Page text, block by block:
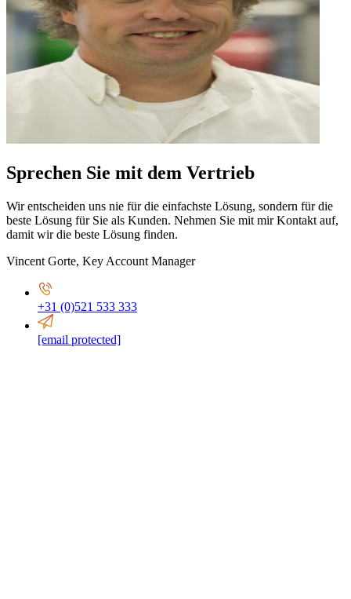
Sprechen Sie mit dem Vertrieb
Wir entscheiden uns nie für die einfachste Lösung, sondern für die
beste Lösung für Sie als Kunden. Nehmen Sie mit mir Kontakt auf,
damit wir die beste Lösung finden.
Vincent Gorte, Key Account Manager
+31 (0)521 533 333
[email protected]